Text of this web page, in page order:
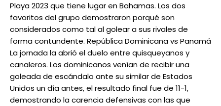
Playa 2023 que tiene lugar en Bahamas. Los dos
favoritos del grupo demostraron porqué son
considerados como tal al golear a sus rivales de
forma contundente. República Dominicana vs Panamá
La jornada la abrió el duelo entre quisqueyanos y
canaleros. Los dominicanos venían de recibir una
goleada de escándalo ante su similar de Estados
Unidos un día antes, el resultado final fue de 11-1,
demostrando la carencia defensivas con las que